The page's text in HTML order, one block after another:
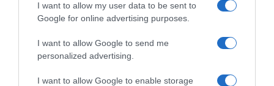
I want to allow my user data to be sent to
Google for online advertising purposes.
I want to allow Google to send me
personalized advertising.
I want to allow Google to enable storage